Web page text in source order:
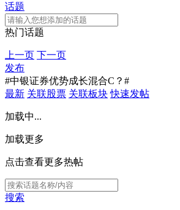
话题
热门话题
上一页 下一页
发布
#中银证券优势成长混合C？#
最新 关联股票 关联板块 快速发帖
加载中...
加载更多
点击查看更多热帖
搜索